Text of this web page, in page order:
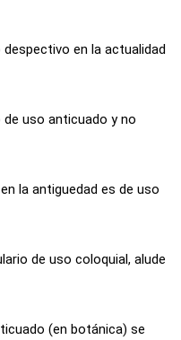
en la actualidad
uso anticuado y no
la antiguedad es de uso
de uso coloquial, alude
(en botánica) se